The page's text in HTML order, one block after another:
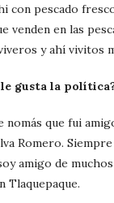
con pescado
venden en las
y ahí vivitos
le gusta la
nomás que fui
Romero.
amigo de
Tlaquepaque.